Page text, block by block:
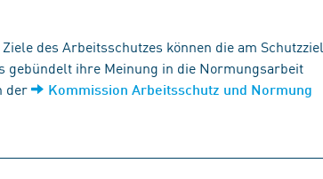
des Arbeitsschutzes können die am Schutzziel
ihre Meinung in die Normungsarbeit
der
Kommission Arbeitsschutz und Normung